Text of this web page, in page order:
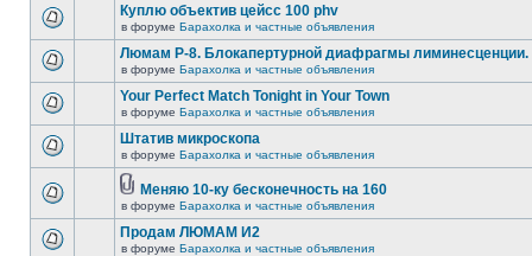
Куплю объектив цейсс 100 phv
в форуме Барахолка и частные объявления
Люмам Р-8. Блокапертурной диафрагмы
в форуме Барахолка и частные объявления
Your Perfect Match Tonight in Your Town
в форуме Барахолка и частные объявления
Штатив микроскопа
в форуме Барахолка и частные объявления
Меняю 10-ку бесконечность на 160
в форуме Барахолка и частные объявления
Продам ЛЮМАМ И2
в форуме Барахолка и частные объявления